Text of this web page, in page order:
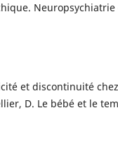
Neuropsychiatrie
et discontinuité
D. Le bébé et le